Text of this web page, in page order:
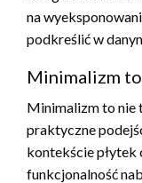
na
podkreślić w
Minimalizm
Minimalizm to nie
praktyczne
kontekście płytek
funkcjonalność